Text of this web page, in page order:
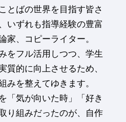
とばの世界を目指す皆さ
いずれも指導経験の豊富
家、コピーライター。
をフル活用しつつ、学生
質的に向上させるため、
みを整えてゆきます。
「気が向いた時」「好き
り組みだったのが、自作